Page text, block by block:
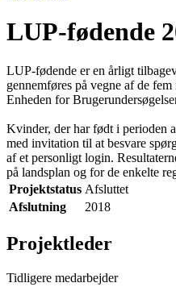
LUP-fødende
LUP-fødende er en årligt
gennemføres på vegne af de
Enheden for
Kvinder, der har født i perioden
med invitation til at besvare
af et personligt login.
på landsplan og for de enkelte
Projektstatus Afsluttet
Afslutning
2018
Projektleder
Tidligere medarbejder